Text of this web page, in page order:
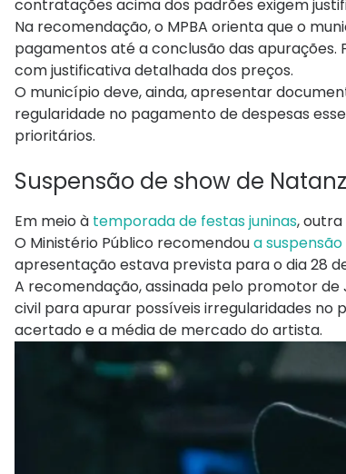
contratações acima dos padrões exigem
Na recomendação, o MPBA orienta que o
pagamentos até a conclusão das apurações.
com justificativa detalhada dos preços.
O município deve, ainda, apresentar
regularidade no pagamento de despesas
prioritários.
Suspensão de show de
Em meio à temporada de festas juninas, outra
O Ministério Público recomendoua
apresentação estava prevista para o dia 28
A recomendação, assinada pelo promotor de
civil para apurar possíveis irregularidades
acertado e a média de mercado do artista.